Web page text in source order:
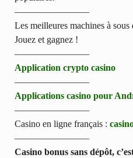
————————
Les meilleures machines à sous
Jouez et gagnez !
————————
Application crypto casino
————————
Applications casino pour
————————
Casino en ligne français :
————————
Casino bonus sans dépôt,